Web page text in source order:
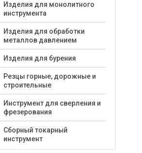
Изделия для монолитного
инструмента
Изделия для обработки
металлов давлением
Изделия для бурения
Резцы горные, дорожные и
строительные
Инструмент для сверления и
фрезерования
Сборный токарный
инструмент